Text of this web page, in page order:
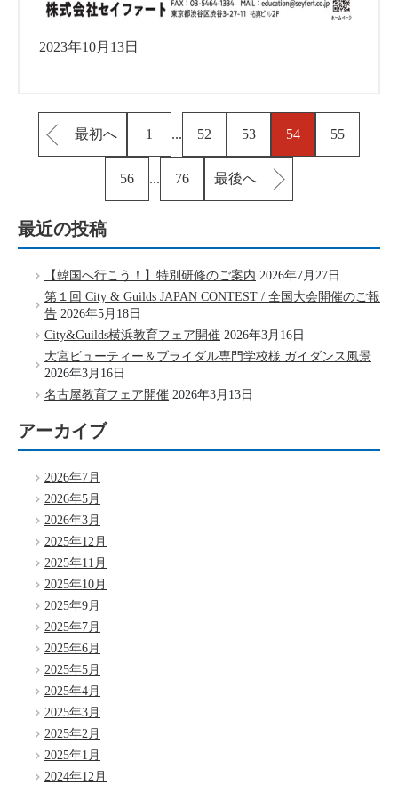
2023年10月13日
最初へ 1 ... 52 53 54 55
56 ... 76 最後へ
最近の投稿
【韓国へ行こう！】特別研修のご案内 2026年7月27日
第１回 City & Guilds JAPAN CONTEST / 全国大会開催のご報
告 2026年5月18日
City&Guilds横浜教育フェア開催 2026年3月16日
大宮ビューティー＆ブライダル専門学校様 ガイダンス風景
2026年3月16日
名古屋教育フェア開催 2026年3月13日
アーカイブ
2026年7月
2026年5月
2026年3月
2025年12月
2025年11月
2025年10月
2025年9月
2025年7月
2025年6月
2025年5月
2025年4月
2025年3月
2025年2月
2025年1月
2024年12月